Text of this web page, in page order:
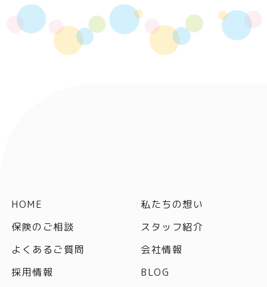
HOME
私たちの想い
保険のご相談
スタッフ紹介
よくあるご質問
会社情報
採用情報
BLOG